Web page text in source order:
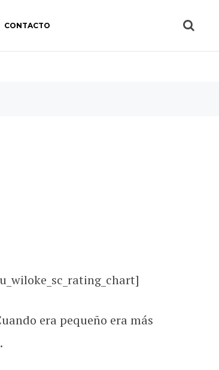
CONTACTO
era pequeño era más